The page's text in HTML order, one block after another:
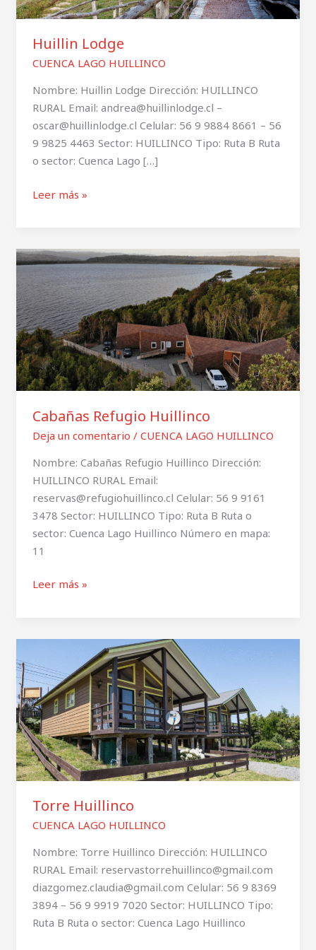
Huillin Lodge
CUENCA LAGO HUILLINCO
Nombre: Huillin Lodge Dirección: HUILLINCO
RURAL Email: andrea@huillinlodge.cl –
oscar@huillinlodge.cl Celular: 56 9 9884 8661 – 56
9 9825 4463 Sector: HUILLINCO Tipo: Ruta B Ruta
o sector: Cuenca Lago […]
Leer más »
Cabañas Refugio Huillinco
Deja un comentario / CUENCA LAGO HUILLINCO
Nombre: Cabañas Refugio Huillinco Dirección:
HUILLINCO RURAL Email:
reservas@refugiohuillinco.cl Celular: 56 9 9161
3478 Sector: HUILLINCO Tipo: Ruta B Ruta o
sector: Cuenca Lago Huillinco Número en mapa:
11
Cabañas
Refugio
Huillinco
Leer más »
Torre Huillinco
CUENCA LAGO HUILLINCO
Nombre: Torre Huillinco Dirección: HUILLINCO
RURAL Email: reservastorrehuillinco@gmail.com
diazgomez.claudia@gmail.com Celular: 56 9 8369
3894 – 56 9 9919 7020 Sector: HUILLINCO Tipo:
Ruta B Ruta o sector: Cuenca Lago Huillinco
Huillinco